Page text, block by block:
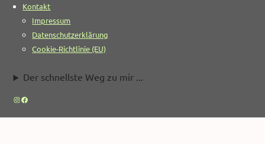
Kontakt
Impressum
Datenschutzerklärung
Cookie-Richtlinie (EU)
Der schnellste Weg zu mir ...
Instagram
Facebook